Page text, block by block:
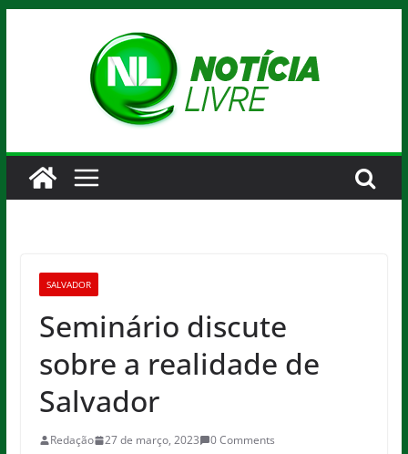
SALVADOR
Seminário discute
sobre a realidade de
Salvador
Redação 27 de março, 2023 0 Comments